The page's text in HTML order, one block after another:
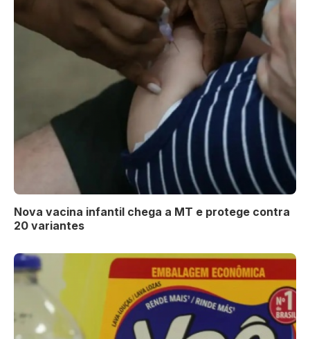
Nova vacina infantil chega a MT e protege contra
20 variantes